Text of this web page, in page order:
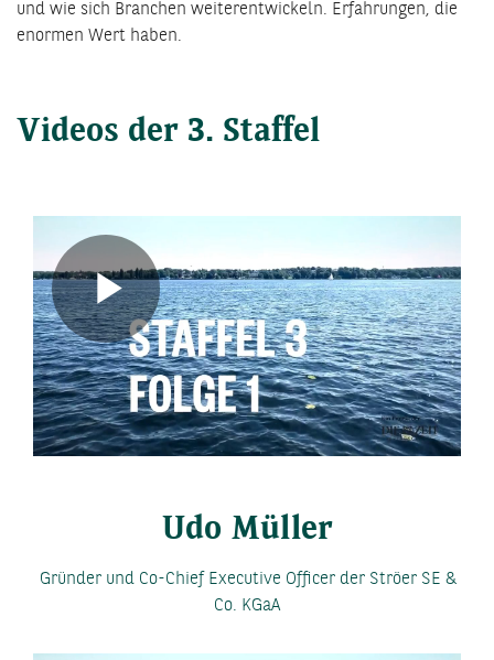
und wie sich Branchen weiterentwickeln. Erfahrungen, die
enormen Wert haben.
Videos der 3. Staffel
Play
Video
Udo Müller
Gründer und Co-Chief Executive Officer der Ströer SE &
Co. KGaA